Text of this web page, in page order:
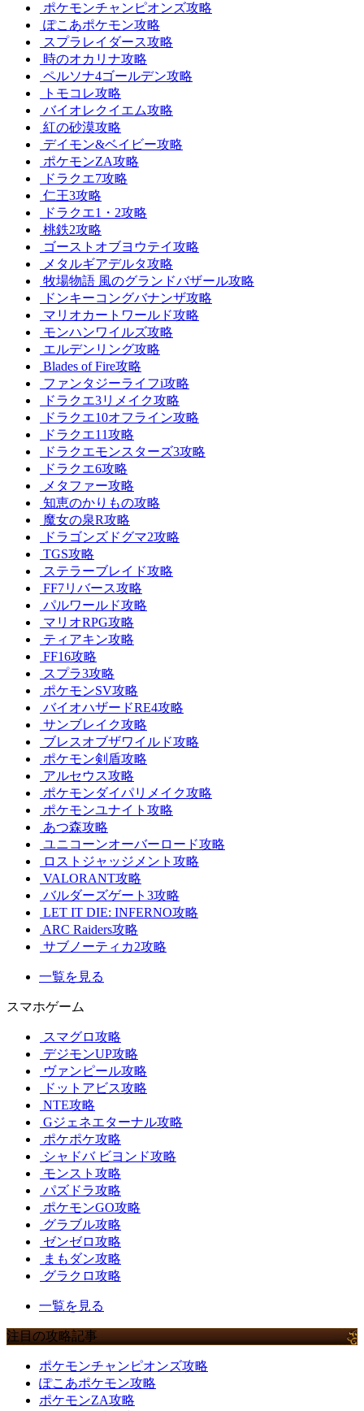
ポケモンチャンピオンズ攻略
ぽこあポケモン攻略
スプラレイダース攻略
時のオカリナ攻略
ペルソナ4ゴールデン攻略
トモコレ攻略
バイオレクイエム攻略
紅の砂漠攻略
デイモン&ベイビー攻略
ポケモンZA攻略
ドラクエ7攻略
仁王3攻略
ドラクエ1・2攻略
桃鉄2攻略
ゴーストオブヨウテイ攻略
メタルギアデルタ攻略
牧場物語 風のグランドバザール攻略
ドンキーコングバナンザ攻略
マリオカートワールド攻略
モンハンワイルズ攻略
エルデンリング攻略
Blades of Fire攻略
ファンタジーライフi攻略
ドラクエ3リメイク攻略
ドラクエ10オフライン攻略
ドラクエ11攻略
ドラクエモンスターズ3攻略
ドラクエ6攻略
メタファー攻略
知恵のかりもの攻略
魔女の泉R攻略
ドラゴンズドグマ2攻略
TGS攻略
ステラーブレイド攻略
FF7リバース攻略
パルワールド攻略
マリオRPG攻略
ティアキン攻略
FF16攻略
スプラ3攻略
ポケモンSV攻略
バイオハザードRE4攻略
サンブレイク攻略
ブレスオブザワイルド攻略
ポケモン剣盾攻略
アルセウス攻略
ポケモンダイパリメイク攻略
ポケモンユナイト攻略
あつ森攻略
ユニコーンオーバーロード攻略
ロストジャッジメント攻略
VALORANT攻略
バルダーズゲート3攻略
LET IT DIE: INFERNO攻略
ARC Raiders攻略
サブノーティカ2攻略
一覧を見る
スマホゲーム
スマグロ攻略
デジモンUP攻略
ヴァンピール攻略
ドットアビス攻略
NTE攻略
Gジェネエターナル攻略
ポケポケ攻略
シャドバ ビヨンド攻略
モンスト攻略
パズドラ攻略
ポケモンGO攻略
グラブル攻略
ゼンゼロ攻略
まもダン攻略
グラクロ攻略
一覧を見る
注目の攻略記事
ポケモンチャンピオンズ攻略
ぽこあポケモン攻略
ポケモンZA攻略